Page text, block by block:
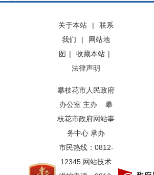
关于本站 |
联系
我们
|
网站地
图 | 收藏本站 |
法律声明
攀枝花市人民政府
办公室 主办 攀
枝花市政府网站事
务中心 承办
市民热线：0812-
12345 网站技术